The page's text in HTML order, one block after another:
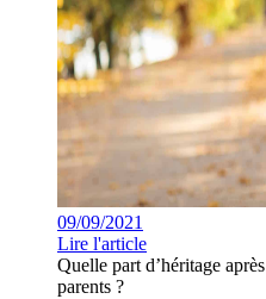
09/09/2021
Lire l'article
Quelle part d’héritage
parents ?